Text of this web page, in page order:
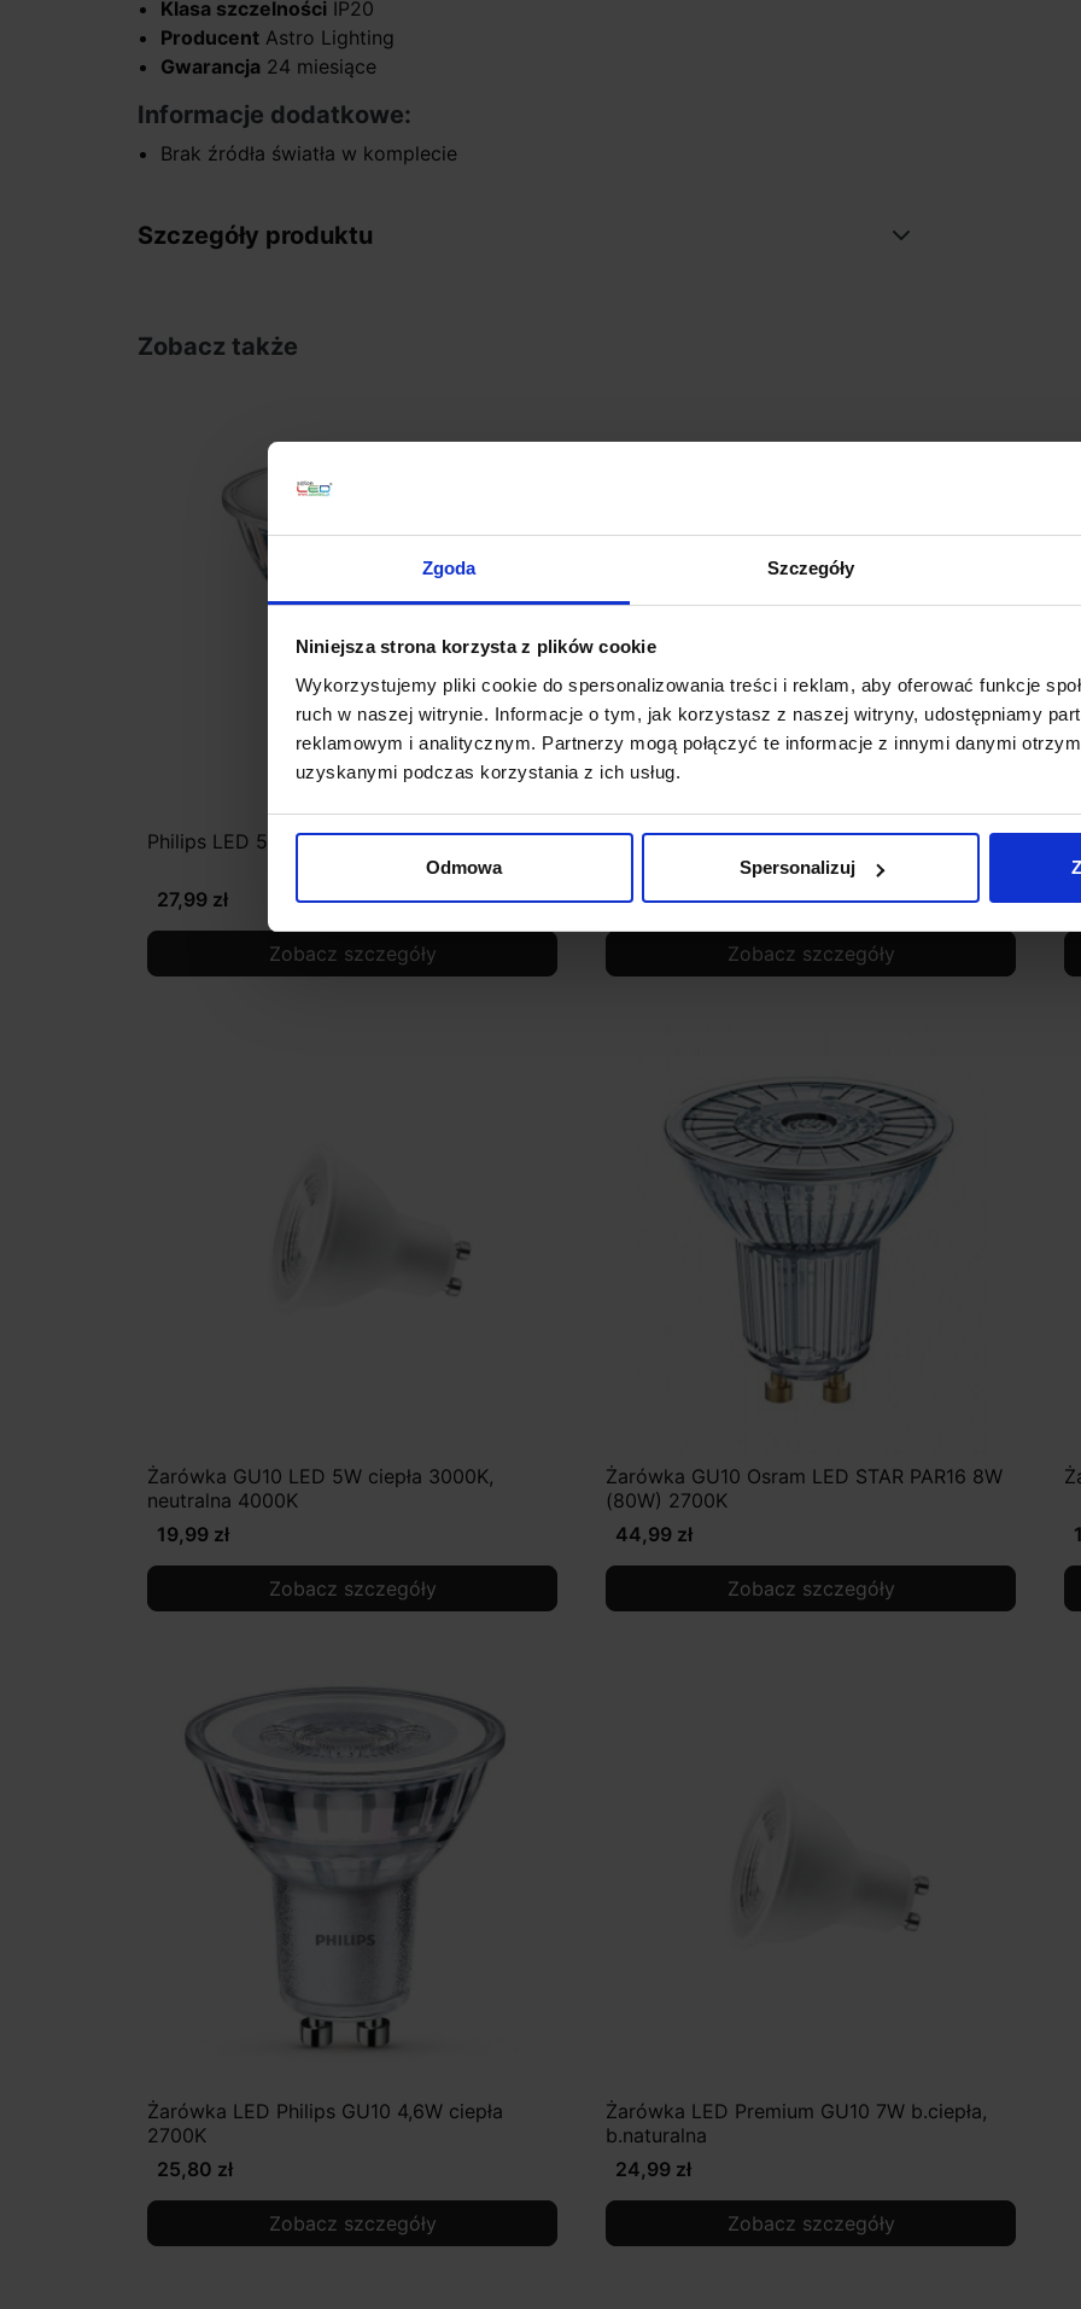
Zgoda Szczegóły
Niniejsza strona korzysta z plików cookie
Wykorzystujemy pliki cookie do spersonalizowania treści i reklam, aby oferować funkcje
ruch w naszej witrynie. Informacje o tym, jak korzystasz z naszej witryny, udostępniamy
reklamowym i analitycznym. Partnerzy mogą połączyć te informacje z innymi danymi
uzyskanymi podczas korzystania z ich usług.
Odmowa Spersonalizuj
Klasa szczelności IP20
Producent Astro Lighting
Gwarancja 24 miesiące
Informacje dodatkowe:
Brak źródła światła w komplecie
Szczegóły produktu
Zobacz także
Philips LED 5W GU10 550lm 3000K, 4000K
27,99 zł
Zobacz szczegóły
Ściemnialna żarówka LED GU10 barwa
2200K, 3000K, 4000K
19,99 zł
Zobacz szczegóły
Żarówka GU10 LED 5W ciepła 3000K,
neutralna 4000K
19,99 zł
Zobacz szczegóły
Żarówka GU10 Osram LED STAR PAR16 8W
(80W) 2700K
44,99 zł
Zobacz szczegóły
Żarówka LED Philips GU10 4,6W ciepła
2700K
25,80 zł
Zobacz szczegóły
Żarówka LED Premium GU10 7W b.ciepła,
b.naturalna
24,99 zł
Zobacz szczegóły